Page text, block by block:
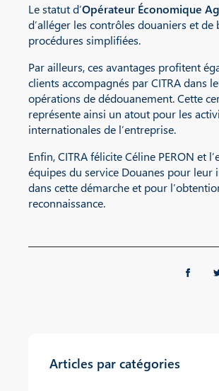
Le statut d’Opérateur Économique
d’alléger les contrôles douaniers et de
procédures simplifiées.
Par ailleurs, ces avantages profitent
clients accompagnés par CITRA dans
opérations de dédouanement. Cette
représente ainsi un atout pour les
internationales de l’entreprise.
Enfin, CITRA félicite Céline PERON et
équipes du service Douanes pour leur
dans cette démarche et pour
reconnaissance.
Articles par catégories